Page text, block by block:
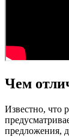
Чем
Известно, что
предложения,